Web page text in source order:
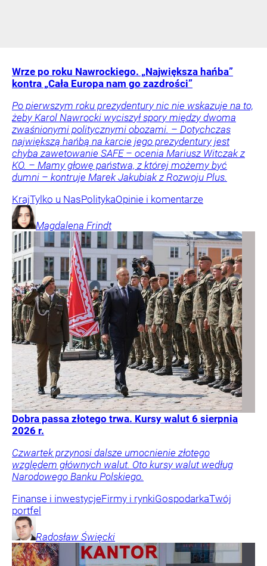
Wrze po roku Nawrockiego. „Największa hańba”
kontra „Cała Europa nam go zazdrości”
Po pierwszym roku prezydentury nic nie wskazuje na to,
żeby Karol Nawrocki wyciszył spory między dwoma
zwaśnionymi politycznymi obozami. – Dotychczas
największą hańbą na karcie jego prezydentury jest
chyba zawetowanie SAFE – ocenia Mariusz Witczak z
KO. – Mamy głowę państwa, z której możemy być
dumni – kontruje Marek Jakubiak z Rozwoju Plus.
KrajTylko u NasPolitykaOpinie i komentarze
Magdalena Frindt
Dobra passa złotego trwa. Kursy walut 6 sierpnia
2026 r.
Czwartek przynosi dalsze umocnienie złotego
względem głównych walut. Oto kursy walut według
Narodowego Banku Polskiego.
Finanse i inwestycjeFirmy i rynkiGospodarkaTwój
portfel
Radosław Święcki